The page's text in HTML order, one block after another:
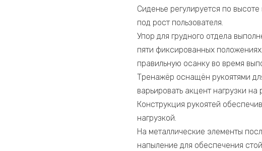
Сиденье регулируется по
под рост пользователя.
Упор для грудного отдела
пяти фиксированных
правильную осанку во время
Тренажёр оснащён рукоятями
варьировать акцент нагрузки
Конструкция рукоятей
нагрузкой.
На металлические элементы
напыление для обеспечения